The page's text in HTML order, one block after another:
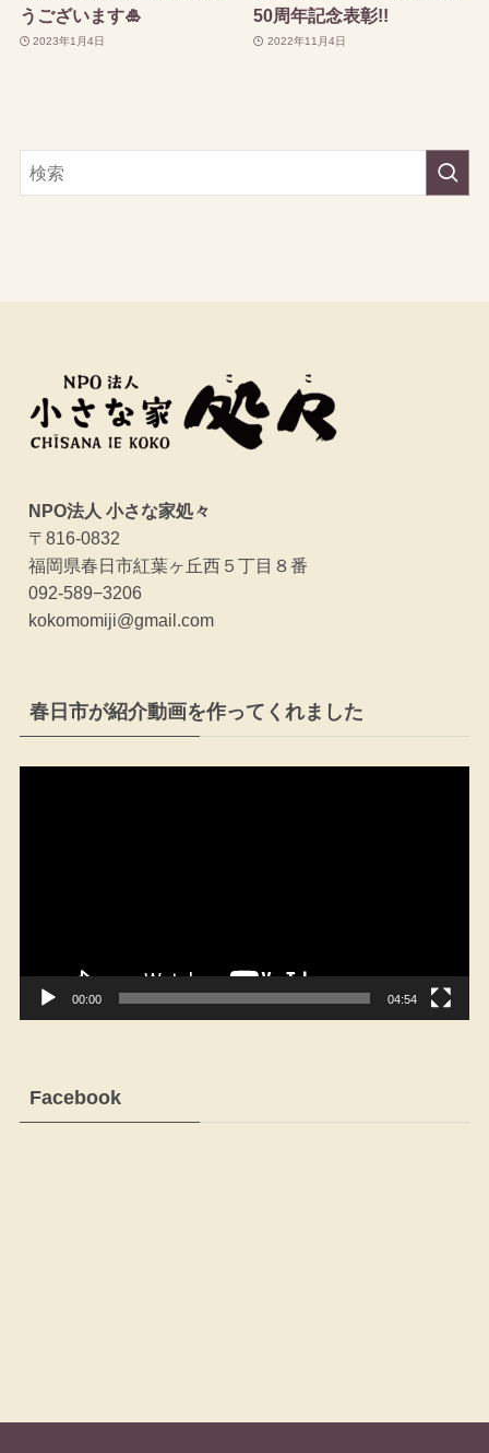
うございます🎍
2023年1月4日
50周年記念表彰!!
2022年11月4日
NPO法人 小さな家処々
〒816-0832
福岡県春日市紅葉ヶ丘西５丁目８番
092-589−3206
kokomomiji@gmail.com
春日市が紹介動画を作ってくれました
00:00 04:54
Facebook